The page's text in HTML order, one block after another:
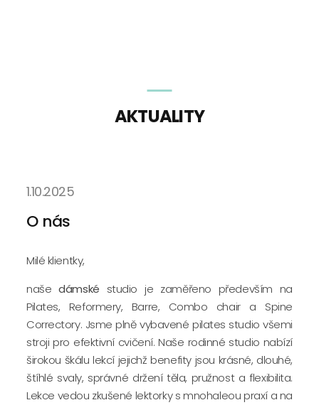
AKTUALITY
1.10.2025
O nás
Milé klientky,
naše dámské studio je zaměřeno především na
Pilates, Reformery, Barre, Combo chair a Spine
Correctory. Jsme plně vybavené pilates studio všemi
stroji pro efektivní cvičení. Naše rodinné studio nabízí
širokou škálu lekcí jejichž benefity jsou krásné, dlouhé,
štíhlé svaly, správné držení těla, pružnost a flexibilita.
Lekce vedou zkušené lektorky s mnohaleou praxí a na